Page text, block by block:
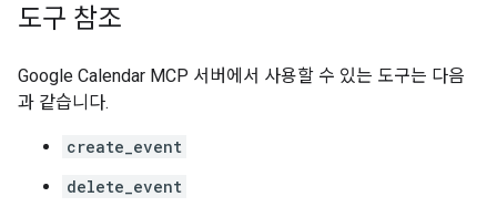
도구 참조
Google Calendar MCP 서버에서 사용할 수 있는 도구는 다음
과 같습니다.
create_event
delete_event